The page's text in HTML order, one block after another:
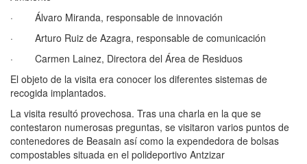
· Álvaro Miranda, responsable de innovación
· Arturo Ruiz de Azagra, responsable de comunicación
· Carmen Lainez, Directora del Área de Residuos
El objeto de la visita era conocer los diferentes sistemas de
recogida implantados.
La visita resultó provechosa. Tras una charla en la que se
contestaron numerosas preguntas, se visitaron varios puntos de
contenedores de Beasain así como la expendedora de bolsas
compostables situada en el polideportivo Antzizar